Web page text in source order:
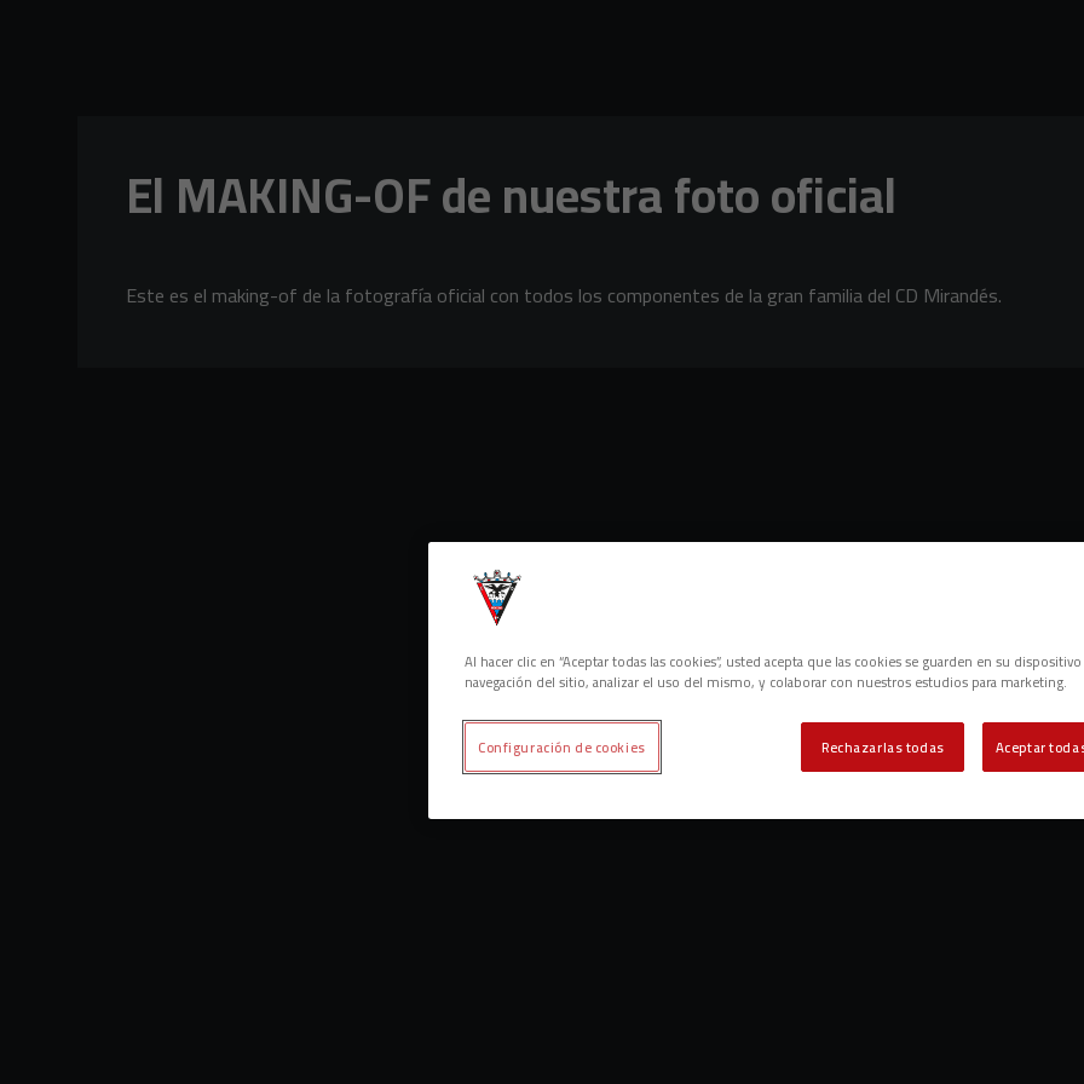
El MAKING-OF de nuestra foto oficial
Este es el making-of de la fotografía oficial con todos los componentes de la gran familia del CD Mirandés.
Al hacer clic en “Aceptar todas las cookies”, usted acepta que las cookies se guarden en su
navegación del sitio, analizar el uso del mismo, y colaborar con nuestros estudios para marketing.
Rechazarlas todas Aceptar
Configuración de cookies